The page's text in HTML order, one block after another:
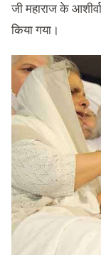
जी महाराज के
किया गया।